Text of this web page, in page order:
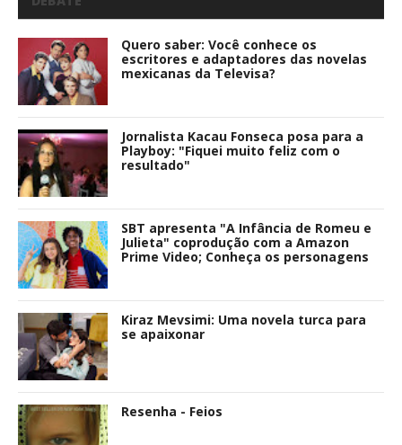
Quero saber: Você conhece os
escritores e adaptadores das novelas
mexicanas da Televisa?
Jornalista Kacau Fonseca posa para a
Playboy: "Fiquei muito feliz com o
resultado"
SBT apresenta "A Infância de Romeu e
Julieta" coprodução com a Amazon
Prime Video; Conheça os personagens
Kiraz Mevsimi: Uma novela turca para
se apaixonar
Resenha - Feios